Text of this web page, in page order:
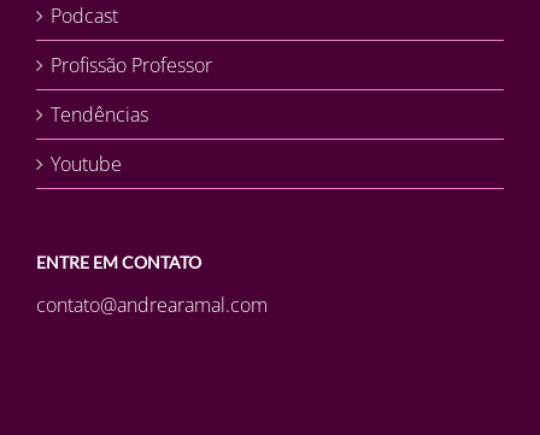
Podcast
Profissão Professor
Tendências
Youtube
ENTRE EM CONTATO
contato@andrearamal.com